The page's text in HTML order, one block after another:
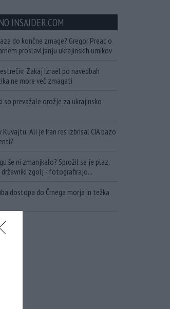
INSAJDER.COM
do končne zmage? Gregor Preac o
proslavljanju ukrajinskih umikov
Zakaj Izrael po navedbah
ne more več zmagati
so prevažale orožje za ukrajinsko
Kuvajtu: Ali je Iran res izbrisal CIA bazo
še ni zmanjkalo? Sprožil se je plaz,
državniki zgolj - fotografirajo...
dostopa do Črnega morja in težka